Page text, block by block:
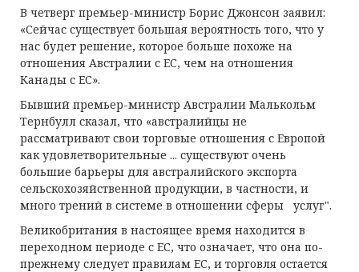
В четверг премьер-министр Борис Джонсон заявил:
«Сейчас существует большая вероятность того, что у
нас будет решение, которое больше похоже на
отношения Австралии с ЕС, чем на отношения
Канады с ЕС».
Бывший премьер-министр Австралии Малькольм
Тернбулл сказал, что «австралийцы не
рассматривают свои торговые отношения с Европой
как удовлетворительные ... существуют очень
большие барьеры для австралийского экспорта
сельскохозяйственной продукции, в частности, и
много трений в системе в отношении сферы услуг".
Великобритания в настоящее время находится в
переходном периоде с ЕС, что означает, что она по-
прежнему следует правилам ЕС, и торговля остается